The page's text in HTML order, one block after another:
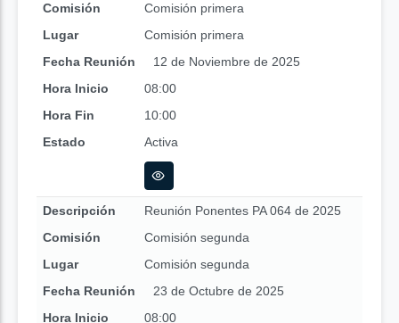
Comisión
Comisión primera
Lugar
Comisión primera
Fecha Reunión
12 de Noviembre de 2025
Hora Inicio
08:00
Hora Fin
10:00
Estado
Activa
Descripción
Reunión Ponentes PA 064 de 2025
Comisión
Comisión segunda
Lugar
Comisión segunda
Fecha Reunión
23 de Octubre de 2025
Hora Inicio
08:00